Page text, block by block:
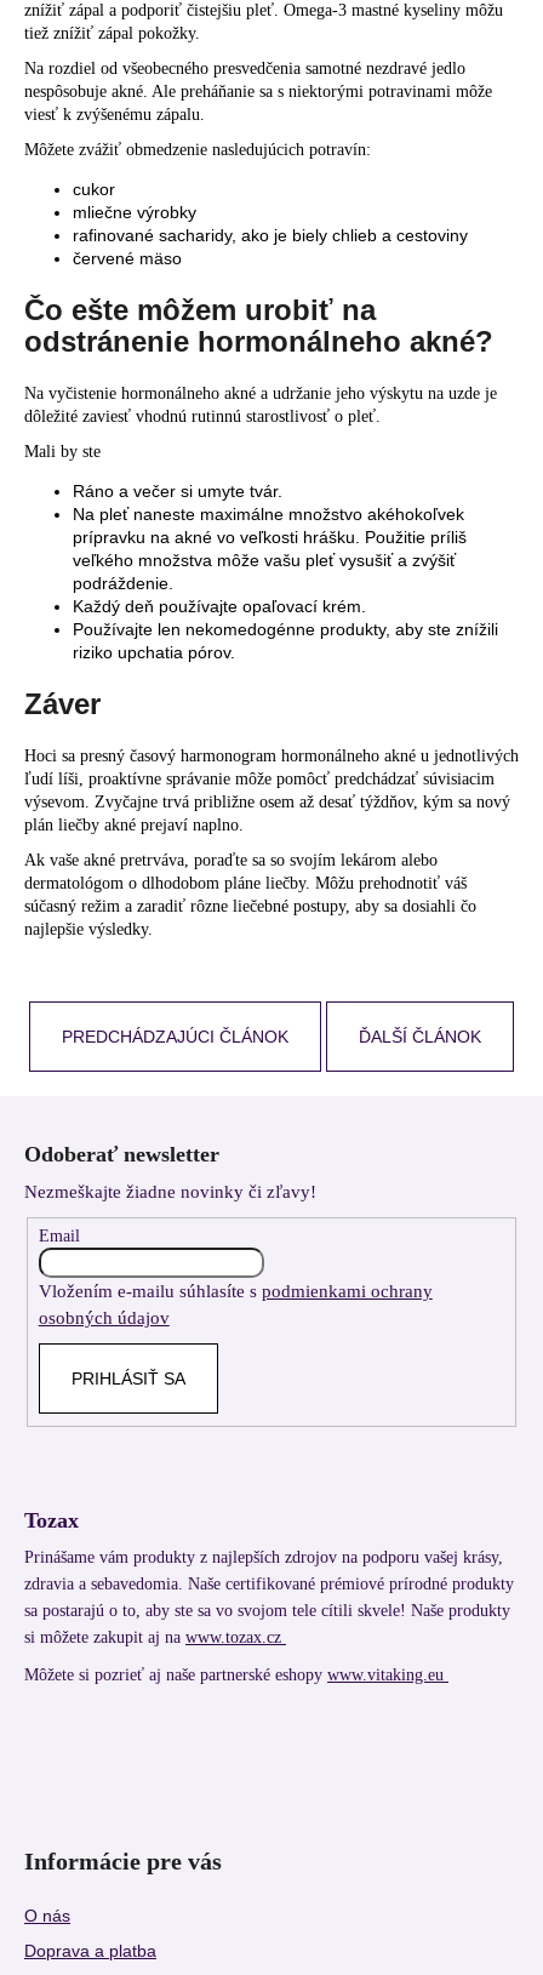
znížiť zápal a podporiť čistejšiu pleť. Omega-3 mastné kyseliny môžu
tiež znížiť zápal pokožky.
Na rozdiel od všeobecného presvedčenia samotné nezdravé jedlo
nespôsobuje akné. Ale preháňanie sa s niektorými potravinami môže
viesť k zvýšenému zápalu.
Môžete zvážiť obmedzenie nasledujúcich potravín:
cukor
mliečne výrobky
rafinované sacharidy, ako je biely chlieb a cestoviny
červené mäso
Čo ešte môžem urobiť na
odstránenie hormonálneho akné?
Na vyčistenie hormonálneho akné a udržanie jeho výskytu na uzde je
dôležité zaviesť vhodnú rutinnú starostlivosť o pleť.
Mali by ste
Ráno a večer si umyte tvár.
Na pleť naneste maximálne množstvo akéhokoľvek
prípravku na akné vo veľkosti hrášku. Použitie príliš
veľkého množstva môže vašu pleť vysušiť a zvýšiť
podráždenie.
Každý deň používajte opaľovací krém.
Používajte len nekomedogénne produkty, aby ste znížili
riziko upchatia pórov.
Záver
Hoci sa presný časový harmonogram hormonálneho akné u jednotlivých
ľudí líši, proaktívne správanie môže pomôcť predchádzať súvisiacim
výsevom. Zvyčajne trvá približne osem až desať týždňov, kým sa nový
plán liečby akné prejaví naplno.
Ak vaše akné pretrváva, poraďte sa so svojím lekárom alebo
dermatológom o dlhodobom pláne liečby. Môžu prehodnotiť váš
súčasný režim a zaradiť rôzne liečebné postupy, aby sa dosiahli čo
najlepšie výsledky.
PREDCHÁDZAJÚCI ČLÁNOK ĎALŠÍ ČLÁNOK
Odoberať newsletter
Nezmeškajte žiadne novinky či zľavy!
Email
Vložením e-mailu súhlasíte s podmienkami ochrany
osobných údajov
PRIHLÁSIŤ SA
Tozax
Prinášame vám produkty z najlepších zdrojov na podporu vašej krásy,
zdravia a sebavedomia. Naše certifikované prémiové prírodné produkty
sa postarajú o to, aby ste sa vo svojom tele cítili skvele! Naše produkty
si môžete zakupit aj na www.tozax.cz
Môžete si pozrieť aj naše partnerské eshopy www.vitaking.eu
Informácie pre vás
O nás
Doprava a platba